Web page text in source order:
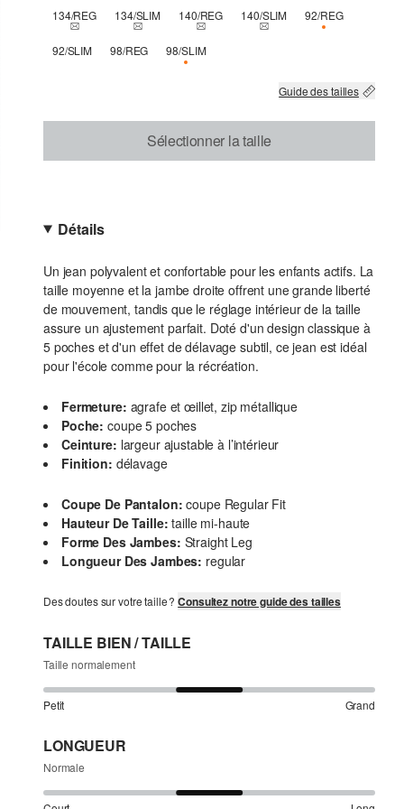
134/REGTHIS SIZE IS CURRENTLY OUT OF STOCK
134/SLIMTHIS SIZE IS CURRENTLY OUT OF STOCK
140/REGTHIS SIZE IS CURRENTLY OUT OF
140/SLIMTHIS SIZE IS CURRENTLY
92/REGSEULEMENT 1
92/SLIM
98/REG 98/SLIMSEULEMENT 2 EN STOCK
Guide des tailles
Sélectionner la taille
Détails
Un jean polyvalent et confortable pour les enfants actifs. La
taille moyenne et la jambe droite offrent une grande liberté
de mouvement, tandis que le réglage intérieur de la taille
assure un ajustement parfait. Doté d'un design classique à
5 poches et d'un effet de délavage subtil, ce jean est idéal
pour l'école comme pour la récréation.
Fermeture: agrafe et œillet, zip métallique
Poche: coupe 5 poches
Ceinture: largeur ajustable à l’intérieur
Finition: délavage
Coupe De Pantalon: coupe Regular Fit
Hauteur De Taille: taille mi-haute
Forme Des Jambes: Straight Leg
Longueur Des Jambes: regular
Des doutes sur votre taille ?Consultez notre guide des tailles
TAILLE BIEN / TAILLE
Taille normalement
Petit Grand
LONGUEUR
Normale